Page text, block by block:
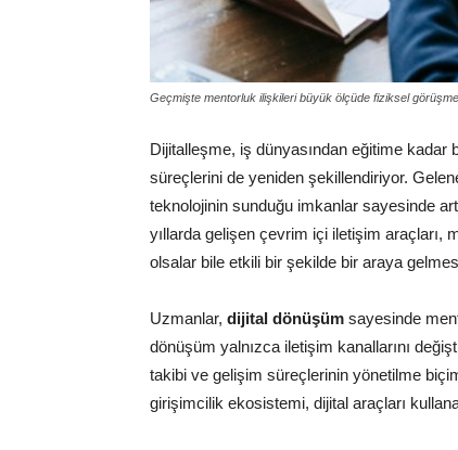
Geçmişte mentorluk ilişkileri büyük ölçüde fiziksel
Dijitalleşme, iş dünyasından eğitime
süreçlerini de yeniden şekillendiriyor.
teknolojinin sunduğu imkanlar sayesinde
yıllarda gelişen çevrim içi iletişim araçları,
olsalar bile etkili bir şekilde bir araya
Uzmanlar, dijital dönüşüm sayesinde
dönüşüm yalnızca iletişim kanallarını
takibi ve gelişim süreçlerinin yönetilme
girişimcilik ekosistemi, dijital araçları